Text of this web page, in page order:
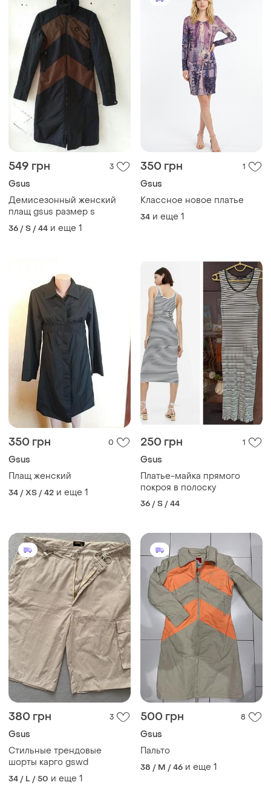
549 грн 3
Gsus
Демисезонный женский
плащ gsus размер s
36 / S / 44 и еще 1
350 грн 1
Gsus
Классное новое платье
34 и еще 1
350 грн 0
Gsus
Плащ женский
34 / XS / 42 и еще 1
250 грн 1
Gsus
Платье-майка прямого
покроя в полоску
36 / S / 44
380 грн 3
Gsus
Стильные трендовые
шорты карго gswd
34 / L / 50 и еще 1
500 грн 8
Gsus
Пальто
38 / M / 46 и еще 1